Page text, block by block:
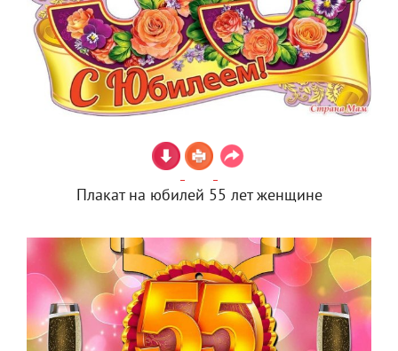
Плакат на юбилей 55 лет женщине